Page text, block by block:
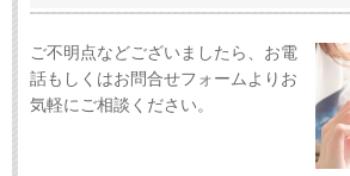
ご不明点などございましたら、お電
話もしくはお問合せフォームよりお
気軽にご相談ください。